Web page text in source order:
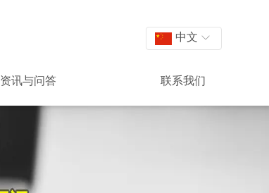
资讯与问答 联系我们
中文